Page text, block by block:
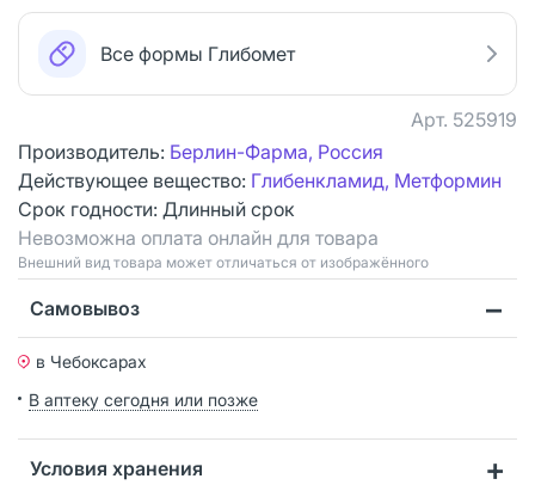
Все формы Глибомет
Арт. 525919
Производитель: Берлин-Фарма, Россия
Действующее вещество: Глибенкламид, Метформин
Срок годности: Длинный срок
Невозможна оплата онлайн для товара
Bнешний вид товара может отличаться от изображённого
Самовывоз
в Чебоксарах
В аптеку сегодня или позже
Условия хранения